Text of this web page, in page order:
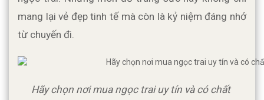
mang lại vẻ đẹp tinh tế mà còn là kỷ niệm đáng nhớ
từ chuyến đi.
Hãy chọn nơi mua ngọc trai uy tín và có chất